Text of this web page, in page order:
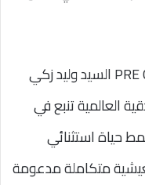
وصرح الرئيس التنفيذي لشركة PRE Group السيد وليد زكي
العالمية تنبع في
حياة استثنائي
متكاملة مدعومة